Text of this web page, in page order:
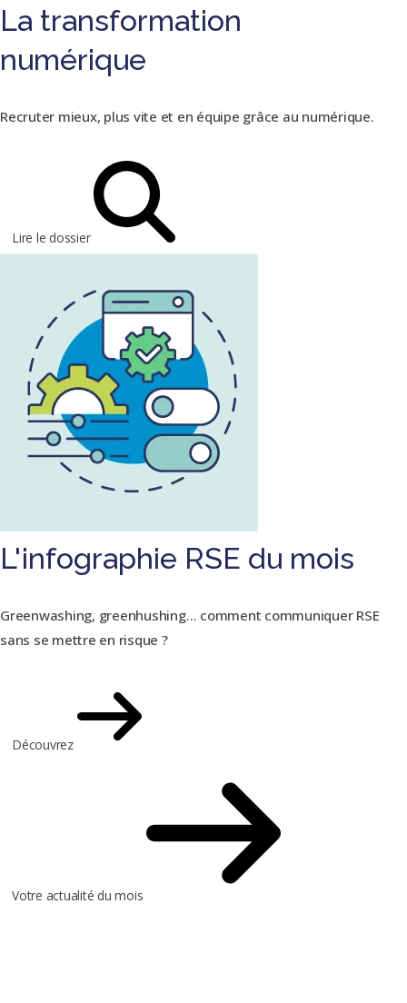
La transformation
numérique
Recruter mieux, plus vite et en équipe grâce au numérique.
Lire le dossier
L'infographie RSE du mois
Greenwashing, greenhushing… comment communiquer RSE
sans se mettre en risque ?
Découvrez
Votre actualité du mois